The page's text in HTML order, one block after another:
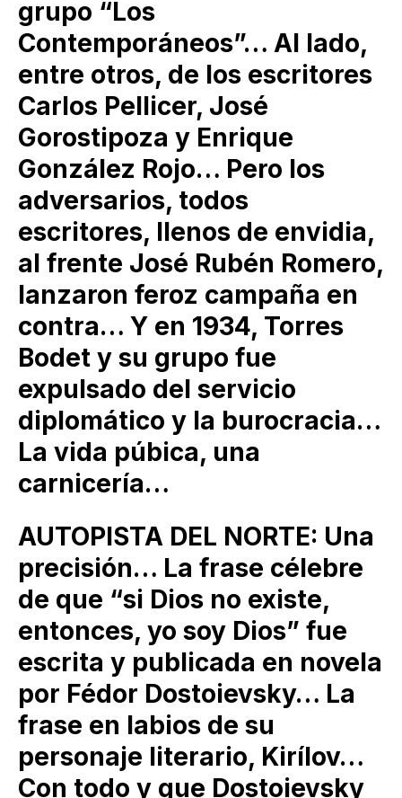
grupo “Los
Contemporáneos”… Al lado,
entre otros, de los escritores
Carlos Pellicer, José
Gorostipoza y Enrique
González Rojo… Pero los
adversarios, todos
escritores, llenos de envidia,
al frente José Rubén Romero,
lanzaron feroz campaña en
contra… Y en 1934, Torres
Bodet y su grupo fue
expulsado del servicio
diplomático y la burocracia…
La vida púbica, una
carnicería…
AUTOPISTA DEL NORTE: Una
precisión… La frase célebre
de que “si Dios no existe,
entonces, yo soy Dios” fue
escrita y publicada en novela
por Fédor Dostoievsky… La
frase en labios de su
personaje literario, Kirílov…
Con todo y que Dostoievsky